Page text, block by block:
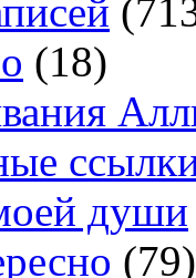
(18)
души
(79)